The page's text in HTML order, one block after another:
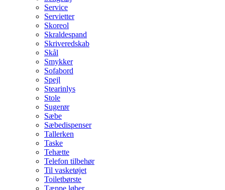
Service
Servietter
Skoreol
Skraldespand
Skriveredskab
Skål
Smykker
Sofabord
Spejl
Stearinlys
Stole
Sugerør
Sæbe
Sæbedispenser
Tallerken
Taske
Tehætte
Telefon tilbehør
Til vasketøjet
Toiletbørste
Tæppe løber